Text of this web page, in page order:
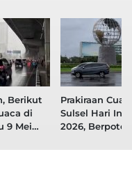
Berikut
di
9 Mei
Prakiraan
Sulsel Hari Ini
2026,